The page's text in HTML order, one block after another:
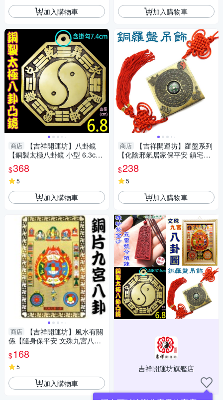
加入購物車
商店
【吉祥開運坊】八卦鏡
【銅製太極八卦鏡 小型 6.3cm
厚銅版 化壁刀 路沖 巷沖 】開
光 擇日
$368
5
加入購物車
商店
【吉祥開運坊】風水有關
係【隨身保平安 文殊九宮八卦
可放皮夾)】開光 擇日
$168
5
加入購物車
加入購物車
商店
【吉祥開運坊】羅盤系列
【化陰邪氣居家保平安 鎮宅羅
盤 銅製】開光 擇日
$238
5
加入購物車
吉祥開運坊旗艦店